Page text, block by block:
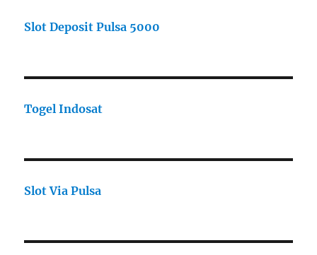
Slot Deposit Pulsa 5000
Togel Indosat
Slot Via Pulsa